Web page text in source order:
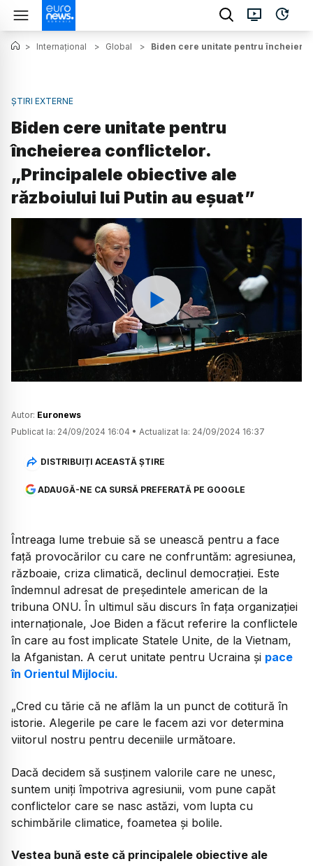
> Internațional > Global > Biden cere unitate pentru
ȘTIRI EXTERNE
Biden cere unitate pentru
încheierea conflictelor.
„Principalele obiective ale
războiului lui Putin au eșuat”
Watch
Autor: Euronews
Publicat la: 24/09/2024 16:04 • Actualizat la: 24/09/2024 16:37
DISTRIBUIȚI ACEASTĂ ȘTIRE
ADAUGĂ-NE CA SURSĂ PREFERATĂ PE GOOGLE
Întreaga lume trebuie să se unească pentru a face
față provocărilor cu care ne confruntăm: agresiunea,
războaie, criza climatică, declinul democrației. Este
îndemnul adresat de președintele american de la
tribuna ONU. În ultimul său discurs în fața organizației
internaționale, Joe Biden a făcut referire la conflictele
în care au fost implicate Statele Unite, de la Vietnam,
la Afganistan. A cerut unitate pentru Ucraina și pace
în Orientul Mijlociu.
„Cred cu tărie că ne aflăm la un punct de cotitură în
istorie. Alegerile pe care le facem azi vor determina
viitorul nostru pentru deceniile următoare.
Dacă decidem să susținem valorile care ne unesc,
suntem uniți împotriva agresiunii, vom pune capăt
conflictelor care se nasc astăzi, vom lupta cu
schimbările climatice, foametea și bolile.
Vestea bună este că principalele obiective ale